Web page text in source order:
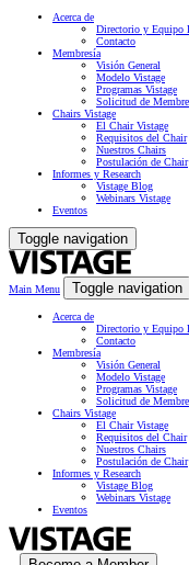
Acerca de
Directorio y Equipo
Contacto
Membresía
Visión General
Modelo Vistage
Programas Vistage
Solicitud de
Chairs Vistage
El Chair Vistage
Requisitos del Chair
Nuestros Chairs
Postulación de Chair
Informes y Research
Vistage Blog
Webinars Vistage
Eventos
Toggle navigation
Main Menu Toggle navigation
Acerca de
Directorio y Equipo
Contacto
Membresía
Visión General
Modelo Vistage
Programas Vistage
Solicitud de
Chairs Vistage
El Chair Vistage
Requisitos del Chair
Nuestros Chairs
Postulación de Chair
Informes y Research
Vistage Blog
Webinars Vistage
Eventos